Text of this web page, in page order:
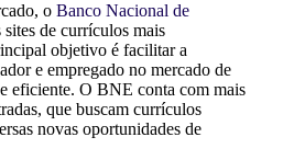
o Banco Nacional de
sites de currículos mais
objetivo é facilitar a
e empregado no mercado de
eficiente. O BNE conta com mais
que buscam currículos
novas oportunidades de